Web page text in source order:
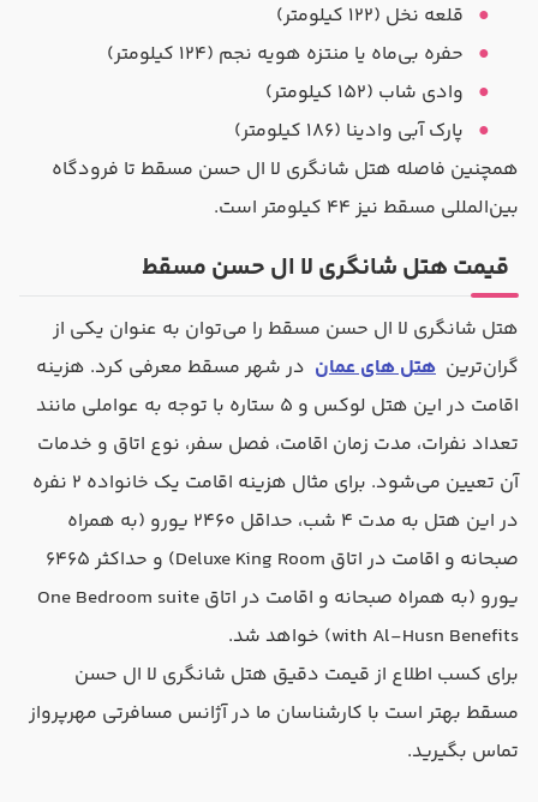
قلعه نخل (۱۲۲ کیلومتر)
حفره بی‌ماه یا منتزه هویه نجم (۱۲۴ کیلومتر)
وادی شاب (۱۵۲ کیلومتر)
پارک آبی وادینا (۱۸۶ کیلومتر)
همچنین فاصله هتل شانگری لا ال حسن مسقط تا فرودگاه
بین‌المللی مسقط نیز ۴۴ کیلومتر است.
قیمت هتل شانگری لا ال حسن مسقط
هتل شانگری لا ال حسن مسقط را می‌توان به عنوان یکی از
گران‌ترین هتل های عمان در شهر مسقط معرفی کرد. هزینه
اقامت در این هتل لوکس و ۵ ستاره با توجه به عواملی مانند
تعداد نفرات، مدت زمان اقامت، فصل سفر، نوع اتاق و خدمات
آن تعیین می‌شود. برای مثال هزینه اقامت یک خانواده ۲ نفره
در این هتل به مدت ۴ شب، حداقل ۲۴۶۰ یورو (به همراه
صبحانه و اقامت در اتاق Deluxe King Room) و حداکثر ۶۴۶۵
یورو (به همراه صبحانه و اقامت در اتاق One Bedroom suite
with Al-Husn Benefits) خواهد شد.
برای کسب اطلاع از قیمت دقیق هتل شانگری لا ال حسن
مسقط بهتر است با کارشناسان ما در آژانس مسافرتی مهرپرواز
تماس بگیرید.